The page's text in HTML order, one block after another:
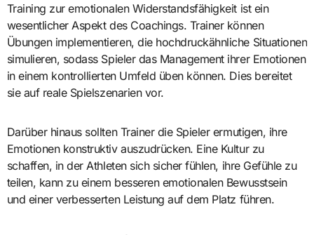
Training zur emotionalen Widerstandsfähigkeit ist ein
wesentlicher Aspekt des Coachings. Trainer können
Übungen implementieren, die hochdruckähnliche Situationen
simulieren, sodass Spieler das Management ihrer Emotionen
in einem kontrollierten Umfeld üben können. Dies bereitet
sie auf reale Spielszenarien vor.
Darüber hinaus sollten Trainer die Spieler ermutigen, ihre
Emotionen konstruktiv auszudrücken. Eine Kultur zu
schaffen, in der Athleten sich sicher fühlen, ihre Gefühle zu
teilen, kann zu einem besseren emotionalen Bewusstsein
und einer verbesserten Leistung auf dem Platz führen.